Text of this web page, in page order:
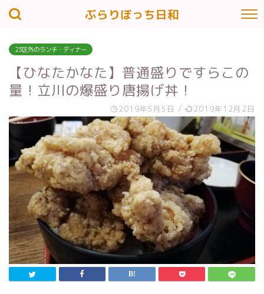
ぶらりぼっち日和
23区外のランチ・ディナー
【ひなたかなた】普通盛りですらこの
量！立川の爆盛り唐揚げ丼！
2019年5月5日 / 2019年12月2日